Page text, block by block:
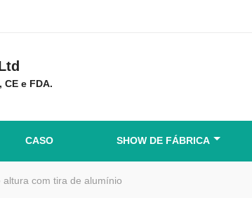
e FDA.
CASO SHOW DE FÁBRICA
com tira de alumínio